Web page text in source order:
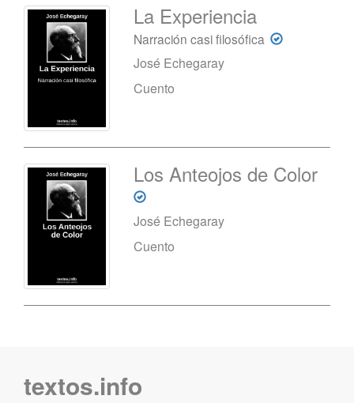
La Experiencia
Narración casi filosófica
José Echegaray
Cuento
Los Anteojos de Color
José Echegaray
Cuento
textos.info